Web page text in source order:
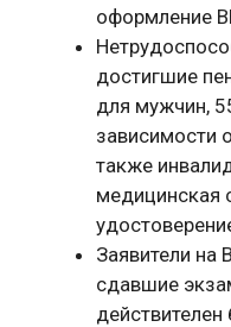
оформление
достигшие
для мужчин,
зависимости
также
медицинская
Заявители
сдавшие